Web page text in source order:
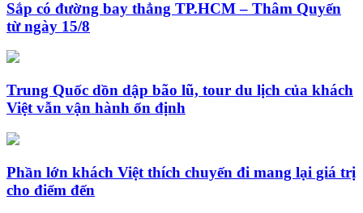
Sắp có đường bay thẳng TP.HCM – Thâm Quyến
từ ngày 15/8
Trung Quốc dồn dập bão lũ, tour du lịch của khách
Việt vẫn vận hành ổn định
Phần lớn khách Việt thích chuyến đi mang lại giá trị
cho điểm đến